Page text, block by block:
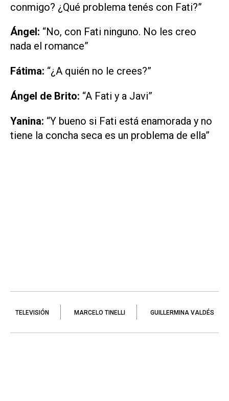
conmigo? ¿Qué problema tenés con Fati?”
Ángel: “No, con Fati ninguno. No les creo
nada el romance”
Fátima: “¿A quién no le crees?”
Ángel de Brito: “A Fati y a Javi”
Yanina: “Y bueno si Fati está enamorada y no
tiene la concha seca es un problema de ella”
TELEVISIÓN MARCELO TINELLI GUILLERMINA VALDÉS